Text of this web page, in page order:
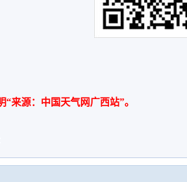
“来源：中国天气网广西站”。